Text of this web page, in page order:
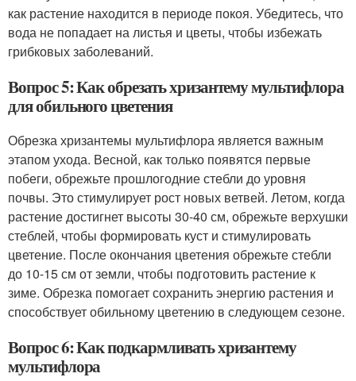
как растение находится в периоде покоя. Убедитесь, что
вода не попадает на листья и цветы, чтобы избежать
грибковых заболеваний.
Вопрос 5: Как обрезать хризантему мультифлора
для обильного цветения
Обрезка хризантемы мультифлора является важным
этапом ухода. Весной, как только появятся первые
побеги, обрежьте прошлогодние стебли до уровня
почвы. Это стимулирует рост новых ветвей. Летом, когда
растение достигнет высоты 30-40 см, обрежьте верхушки
стеблей, чтобы формировать куст и стимулировать
цветение. После окончания цветения обрежьте стебли
до 10-15 см от земли, чтобы подготовить растение к
зиме. Обрезка помогает сохранить энергию растения и
способствует обильному цветению в следующем сезоне.
Вопрос 6: Как подкармливать хризантему
мультифлора